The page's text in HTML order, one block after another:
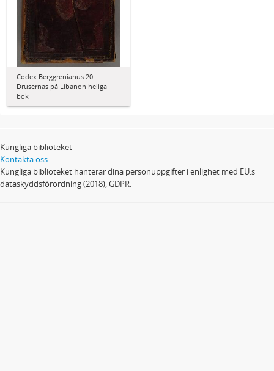
Codex Berggrenianus 20:
Drusernas på Libanon heliga
bok
Kungliga biblioteket
Kontakta oss
Kungliga biblioteket hanterar dina personuppgifter i enlighet med EU:s
dataskyddsförordning (2018), GDPR.